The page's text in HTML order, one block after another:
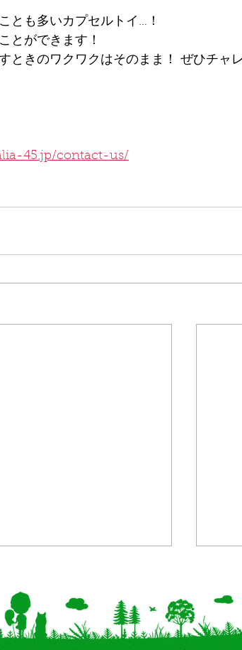
とも多いカプセルトイ…！
とができます！
ときのワクワクはそのまま！ ぜひチャ
45.jp/contact-us/